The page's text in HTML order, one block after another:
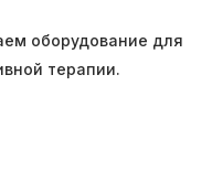
оборудование для
терапии.